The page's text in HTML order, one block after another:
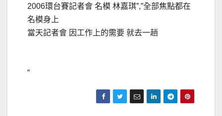
2006環台賽記者會 名模 林嘉琪”,”全部焦點都在
名模身上
當天記者會 因工作上的需要 就去一趟
“